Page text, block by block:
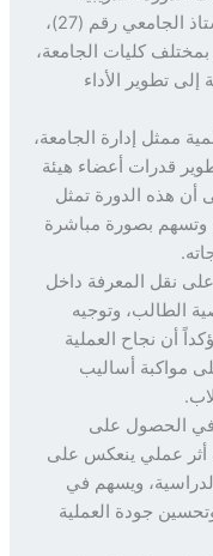
الأساسية في تنمية الكفايات المهنية للأستاذ الجامعي رقم (27)،
كليات الجامعة،
الأداء
إدارة الجامعة،
أعضاء هيئة
الدورة تمثل
بصورة مباشرة
المعرفة داخل
وتوجيه
العملية
أساليب
على
ينعكس على
ويسهم في
العملية